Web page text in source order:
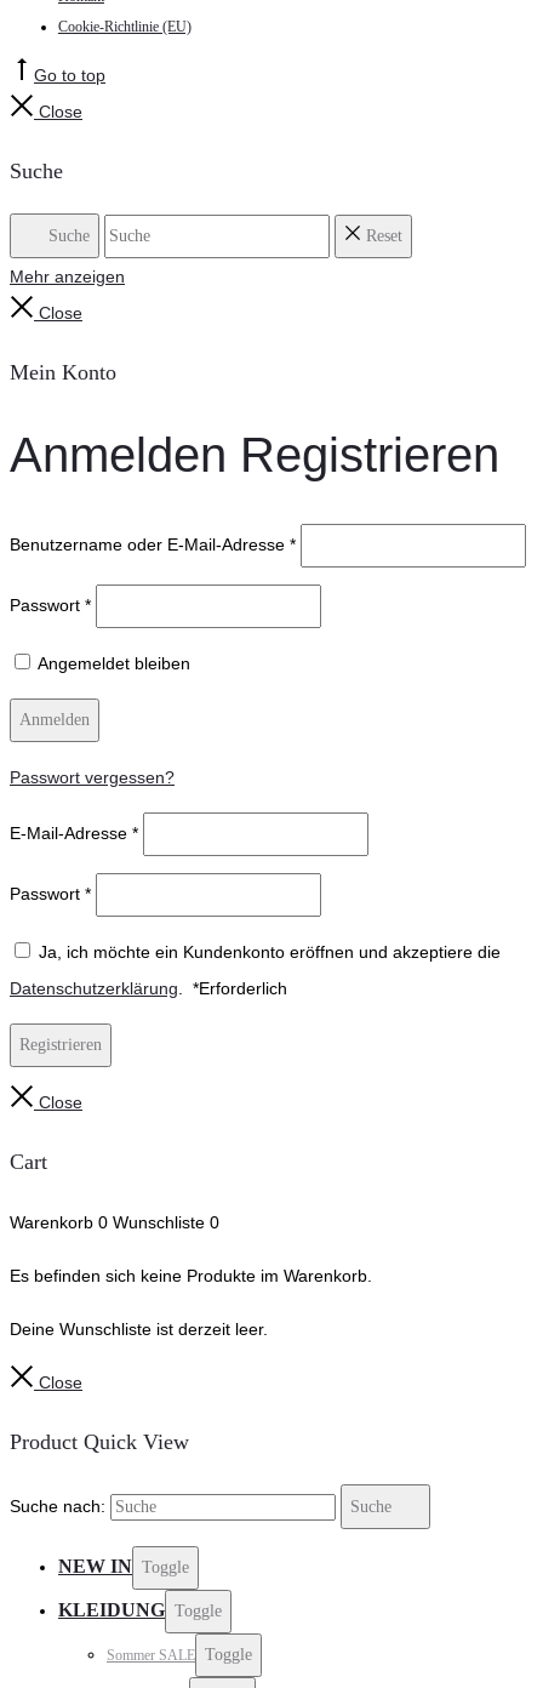
Cookie-Richtlinie (EU)
Go to top
Close
Suche
Suche Reset
Mehr anzeigen
Close
Mein Konto
Anmelden Registrieren
Benutzername oder E-Mail-Adresse *
Passwort *
Angemeldet bleiben
Anmelden
Passwort vergessen?
E-Mail-Adresse *
Passwort *
Ja, ich möchte ein Kundenkonto eröffnen und akzeptiere die
Datenschutzerklärung. *Erforderlich
Registrieren
Close
Cart
Warenkorb 0 Wunschliste 0
Es befinden sich keine Produkte im Warenkorb.
Deine Wunschliste ist derzeit leer.
Close
Product Quick View
Suche nach: Suche
NEW IN Toggle
KLEIDUNG Toggle
Sommer SALE Toggle